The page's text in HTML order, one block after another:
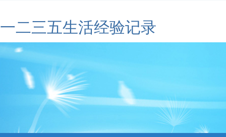
一二三五生活经验记录